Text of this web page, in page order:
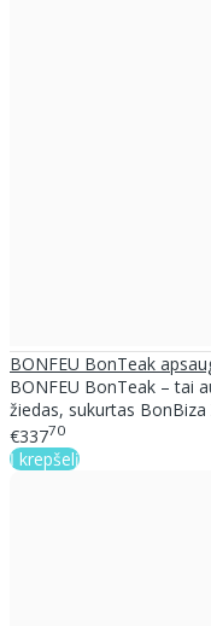
BONFEU BonTeak
BONFEU BonTeak – tai
žiedas, sukurtas BonBiza
€33770
Į krepšelį